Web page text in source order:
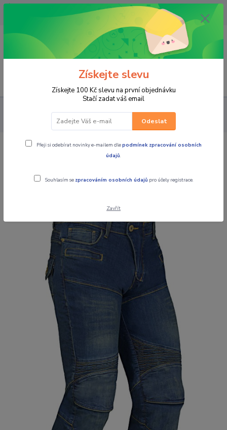
OPAVA 733537099/HLUČÍN
734541648/OLOMOUC 734593593
0,00 CZK
PRO JEZDCE KALHOTY PÁNSKÉ JEANSY
MBW Pánské
kevlarové moto jeans JOE modré
MBW Pánské kevlarové moto jeans
Získejte slevu
Získejte 100 Kč slevu na první objednávku
Stačí zadat váš email
Odeslat
Přeji si odebírat novinky e-mailem dlepodmínek zpracování osobních
údajů.
Souhlasím se zpracováním osobních údajů pro účely registrace.
Zavřít